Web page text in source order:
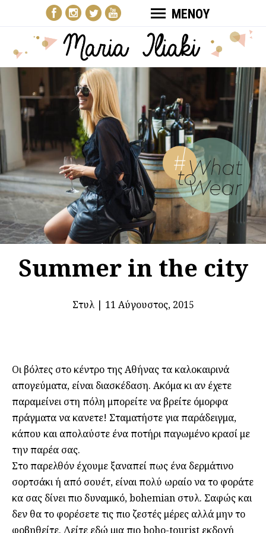
ΜΕΝΟΥ
Summer in the city
Στυλ| 11 Αύγουστος, 2015
Οι βόλτες στο κέντρο της Αθήνας τα καλοκαιρινά
απογεύματα, είναι διασκέδαση. Ακόμα κι αν έχετε
παραμείνει στη πόλη μπορείτε να βρείτε όμορφα
πράγματα να κανετε! Σταματήστε για παράδειγμα,
κάπου και απολαύστε ένα ποτήρι παγωμένο κρασί με
την παρέα σας.
Στο παρελθόν έχουμε ξαναπεί πως ένα δερμάτινο
σορτσάκι ή από σουέτ, είναι πολύ ωραίο να το φοράτε
κα σας δίνει πιο δυναμικό, bohemian στυλ. Σαφώς και
δεν θα το φορέσετε τις πιο ζεστές μέρες αλλά μην το
φοβηθείτε. Δείτε εδώ μια πιο boho-tourist εκδοχή